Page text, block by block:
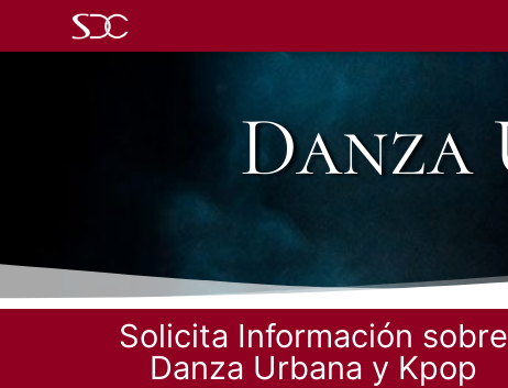
Danza
Solicita Información sobre
Danza Urbana y Kpop